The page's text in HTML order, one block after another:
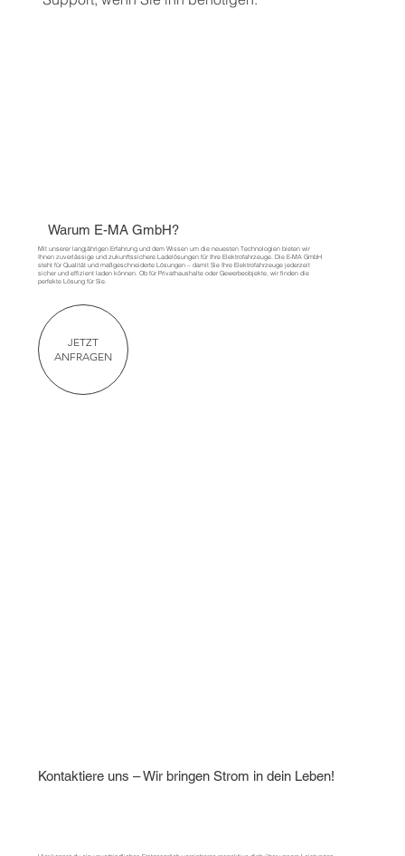
Warum E-MA GmbH?
Mit unserer langjährigen Erfahrung und dem Wissen um die neuesten Technologien bieten wir
Ihnen zuverlässige und zukunftssichere Ladelösungen für Ihre Elektrofahrzeuge. Die E-MA GmbH
steht für Qualität und maßgeschneiderte Lösungen – damit Sie Ihre Elektrofahrzeuge jederzeit
sicher und effizient laden können. Ob für Privathaushalte oder Gewerbeobjekte, wir finden die
perfekte Lösung für Sie.
JETZT
ANFRAGEN
Kontaktiere uns – Wir bringen Strom in dein Leben!